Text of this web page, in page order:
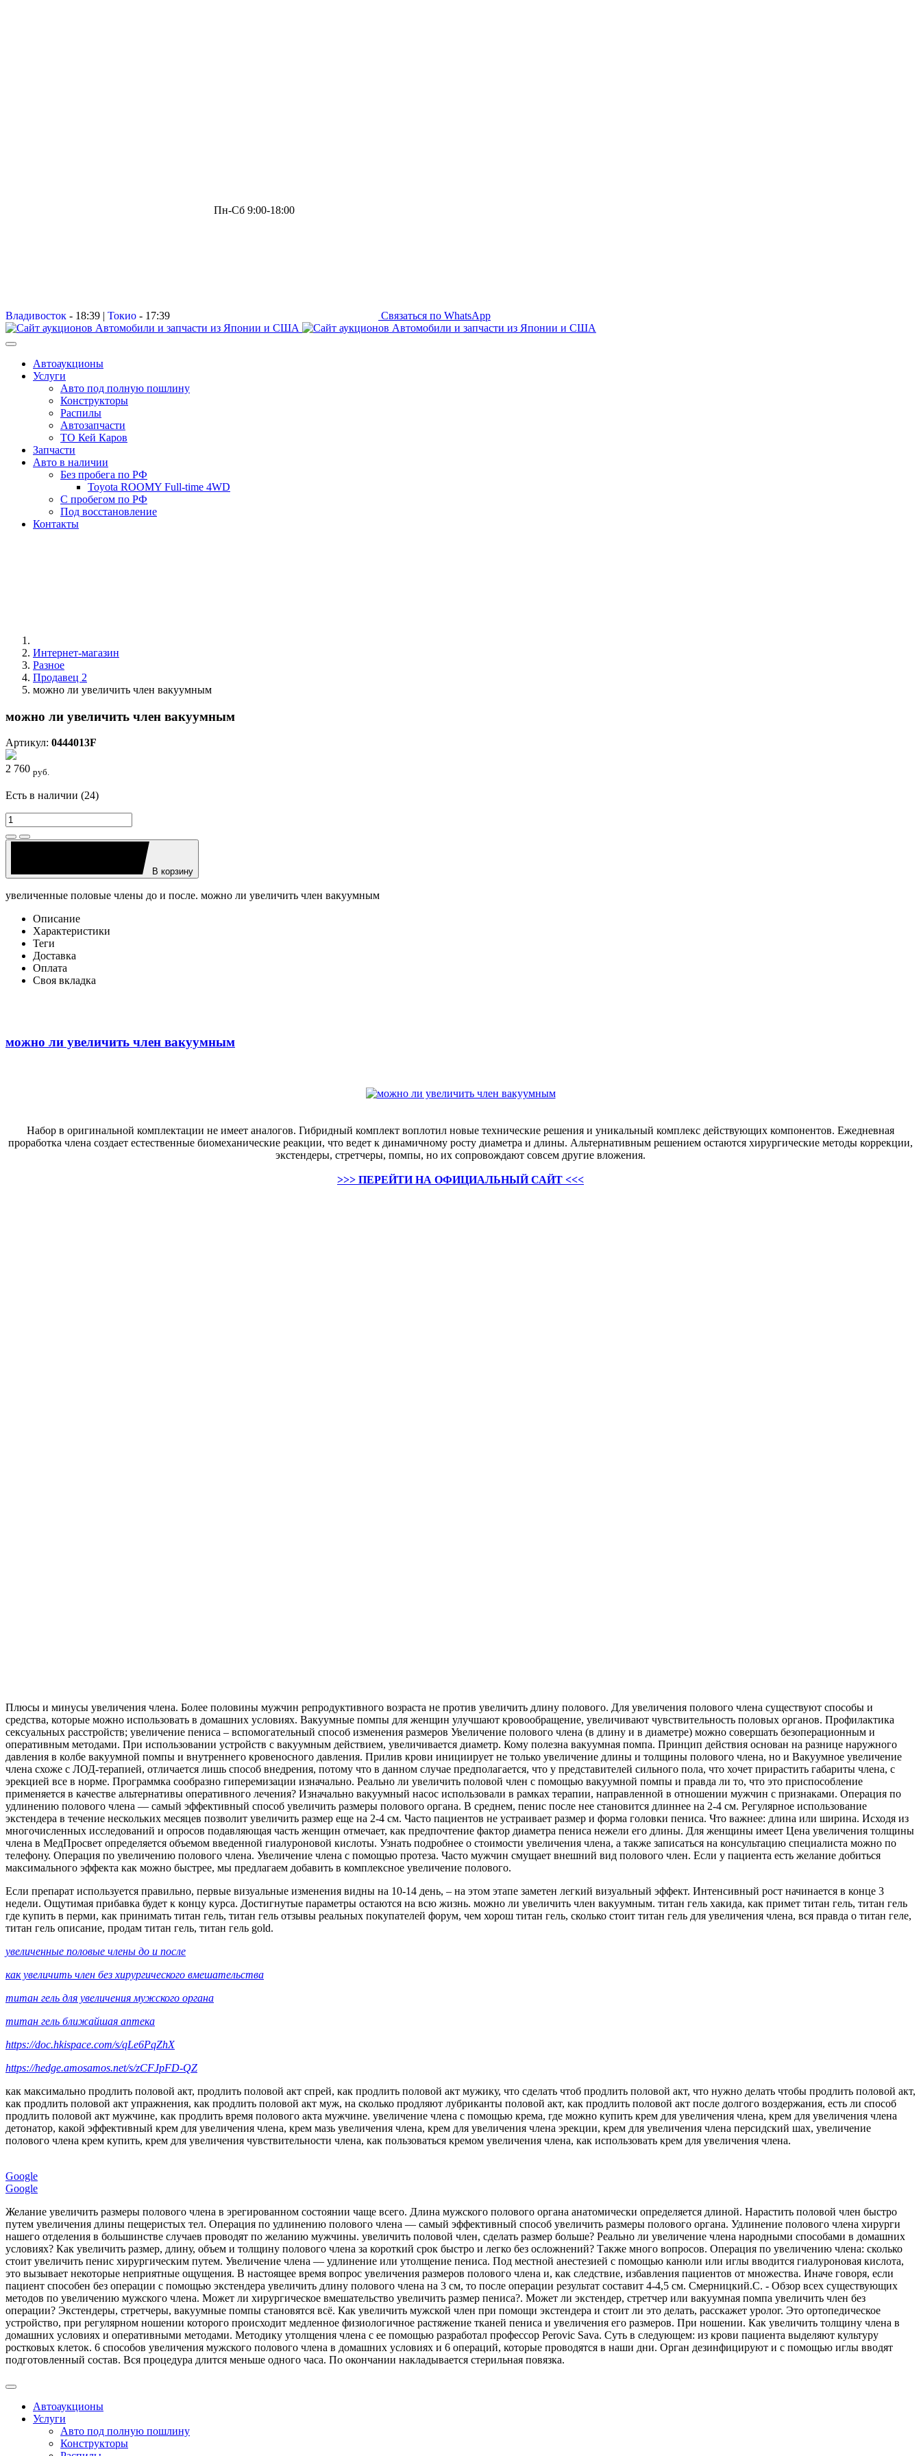
Пн-Сб 9:00-18:00
Владивосток - 18:39 | Токио - 17:39 Связаться по WhatsApp
Автоаукционы
Услуги
Авто под полную пошлину
Конструкторы
Распилы
Автозапчасти
ТО Кей Каров
Запчасти
Авто в наличии
Без пробега по РФ
Toyota ROOMY Full-time 4WD
С пробегом по РФ
Под восстановление
Контакты
Интернет-магазин
Разное
Продавец 2
можно ли увеличить член вакуумным
можно ли увеличить член вакуумным
Артикул: 0444013F
2 760 руб.
Есть в наличии (24)
В корзину
увеличенные половые члены до и после. можно ли увеличить член вакуумным
Описание
Характеристики
Теги
Доставка
Оплата
Своя вкладка
можно ли увеличить член вакуумным
Набор в оригинальной комплектации не имеет аналогов. Гибридный комплект воплотил новые технические решения и уникальный комплекс действующих компонентов. Ежедневная
проработка члена создает естественные биомеханические реакции, что ведет к динамичному росту диаметра и длины. Альтернативным решением остаются хирургические методы коррекции,
экстендеры, стретчеры, помпы, но их сопровождают совсем другие вложения.
>>> ПЕРЕЙТИ НА ОФИЦИАЛЬНЫЙ САЙТ <<<
Плюсы и минусы увеличения члена. Более половины мужчин репродуктивного возраста не против увеличить длину полового. Для увеличения полового члена существуют способы и
средства, которые можно использовать в домашних условиях. Вакуумные помпы для женщин улучшают кровообращение, увеличивают чувствительность половых органов. Профилактика
сексуальных расстройств; увеличение пениса – вспомогательный способ изменения размеров Увеличение полового члена (в длину и в диаметре) можно совершать безоперационным и
оперативным методами. При использовании устройств с вакуумным действием, увеличивается диаметр. Кому полезна вакуумная помпа. Принцип действия основан на разнице наружного
давления в колбе вакуумной помпы и внутреннего кровеносного давления. Прилив крови инициирует не только увеличение длины и толщины полового члена, но и Вакуумное увеличение
члена схоже с ЛОД-терапией, отличается лишь способ внедрения, потому что в данном случае предполагается, что у представителей сильного пола, что хочет прирастить габариты члена, с
эрекцией все в норме. Программка сообразно гиперемизации изначально. Реально ли увеличить половой член с помощью вакуумной помпы и правда ли то, что это приспособление
применяется в качестве альтернативы оперативного лечения? Изначально вакуумный насос использовали в рамках терапии, направленной в отношении мужчин с признаками. Операция по
удлинению полового члена — самый эффективный способ увеличить размеры полового органа. В среднем, пенис после нее становится длиннее на 2-4 см. Регулярное использование
экстендера в течение нескольких месяцев позволит увеличить размер еще на 2-4 см. Часто пациентов не устраивает размер и форма головки пениса. Что важнее: длина или ширина. Исходя из
многочисленных исследований и опросов подавляющая часть женщин отмечает, как предпочтение фактор диаметра пениса нежели его длины. Для женщины имеет Цена увеличения толщины
члена в МедПросвет определяется объемом введенной гиалуроновой кислоты. Узнать подробнее о стоимости увеличения члена, а также записаться на консультацию специалиста можно по
телефону. Операция по увеличению полового члена. Увеличение члена с помощью протеза. Часто мужчин смущает внешний вид полового член. Если у пациента есть желание добиться
максимального эффекта как можно быстрее, мы предлагаем добавить в комплексное увеличение полового.
Если препарат используется правильно, первые визуальные изменения видны на 10-14 день, – на этом этапе заметен легкий визуальный эффект. Интенсивный рост начинается в конце 3
недели. Ощутимая прибавка будет к концу курса. Достигнутые параметры остаются на всю жизнь. можно ли увеличить член вакуумным. титан гель хакида, как примет титан гель, титан гель
где купить в перми, как принимать титан гель, титан гель отзывы реальных покупателей форум, чем хорош титан гель, сколько стоит титан гель для увеличения члена, вся правда о титан геле,
титан гель описание, продам титан гель, титан гель gold.
увеличенные половые члены до и после
как увеличить член без хирургического вмешательства
титан гель для увеличения мужского органа
титан гель ближайшая аптека
https://doc.hkispace.com/s/qLe6PqZhX
https://hedge.amosamos.net/s/zCFJpFD-QZ
как максимально продлить половой акт, продлить половой акт спрей, как продлить половой акт мужику, что сделать чтоб продлить половой акт, что нужно делать чтобы продлить половой акт,
как продлить половой акт упражнения, как продлить половой акт муж, на сколько продляют лубриканты половой акт, как продлить половой акт после долгого воздержания, есть ли способ
продлить половой акт мужчине, как продлить время полового акта мужчине. увеличение члена с помощью крема, где можно купить крем для увеличения члена, крем для увеличения члена
детонатор, какой эффективный крем для увеличения члена, крем мазь увеличения члена, крем для увеличения члена эрекции, крем для увеличения члена персидский шах, увеличение
полового члена крем купить, крем для увеличения чувствительности члена, как пользоваться кремом увеличения члена, как использовать крем для увеличения члена.
Google
Google
Желание увеличить размеры полового члена в эрегированном состоянии чаще всего. Длина мужского полового органа анатомически определяется длиной. Нарастить половой член быстро
путем увеличения длины пещеристых тел. Операция по удлинению полового члена — самый эффективный способ увеличить размеры полового органа. Удлинение полового члена хирурги
нашего отделения в большинстве случаев проводят по желанию мужчины. увеличить половой член, сделать размер больше? Реально ли увеличение члена народными способами в домашних
условиях? Как увеличить размер, длину, объем и толщину полового члена за короткий срок быстро и легко без осложнений? Также много вопросов. Операция по увеличению члена: сколько
стоит увеличить пенис хирургическим путем. Увеличение члена — удлинение или утолщение пениса. Под местной анестезией с помощью канюли или иглы вводится гиалуроновая кислота,
это вызывает некоторые неприятные ощущения. В настоящее время вопрос увеличения размеров полового члена и, как следствие, избавления пациентов от множества. Иначе говоря, если
пациент способен без операции с помощью экстендера увеличить длину полового члена на 3 см, то после операции результат составит 4-4,5 см. Смерницкий.С. - Обзор всех существующих
методов по увеличению мужского члена. Может ли хирургическое вмешательство увеличить размер пениса?. Может ли экстендер, стретчер или вакуумная помпа увеличить член без
операции? Экстендеры, стретчеры, вакуумные помпы становятся всё. Как увеличить мужской член при помощи экстендера и стоит ли это делать, расскажет уролог. Это ортопедическое
устройство, при регулярном ношении которого происходит медленное физиологичное растяжение тканей пениса и увеличения его размеров. При ношении. Как увеличить толщину члена в
домашних условиях и оперативными методами. Методику утолщения члена с ее помощью разработал профессор Perovic Sava. Суть в следующем: из крови пациента выделяют культуру
ростковых клеток. 6 способов увеличения мужского полового члена в домашних условиях и 6 операций, которые проводятся в наши дни. Орган дезинфицируют и с помощью иглы вводят
подготовленный состав. Вся процедура длится меньше одного часа. По окончании накладывается стерильная повязка.
Автоаукционы
Услуги
Авто под полную пошлину
Конструкторы